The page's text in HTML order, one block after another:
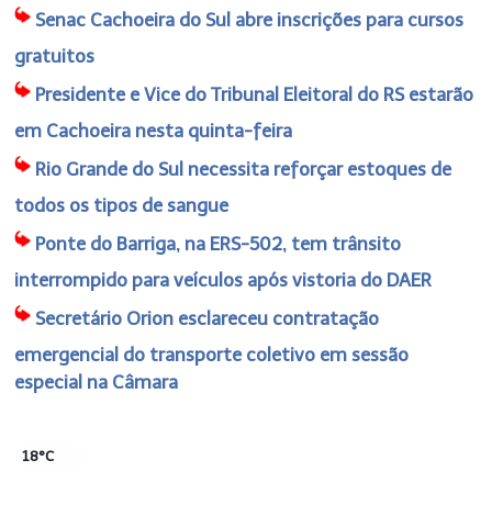
Senac Cachoeira do Sul abre inscrições para cursos
gratuitos
Presidente e Vice do Tribunal Eleitoral do RS estarão
em Cachoeira nesta quinta-feira
Rio Grande do Sul necessita reforçar estoques de
todos os tipos de sangue
Ponte do Barriga, na ERS-502, tem trânsito
interrompido para veículos após vistoria do DAER
Secretário Orion esclareceu contratação
emergencial do transporte coletivo em sessão
especial na Câmara
18°C